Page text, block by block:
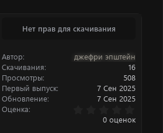
Нет прав для скачивания
Автор
джефри эпштейн
Скачивания
16
Просмотры
508
Первый выпуск
7 Сен 2025
Обновление
7 Сен 2025
Оценка
.
0
0 оценок